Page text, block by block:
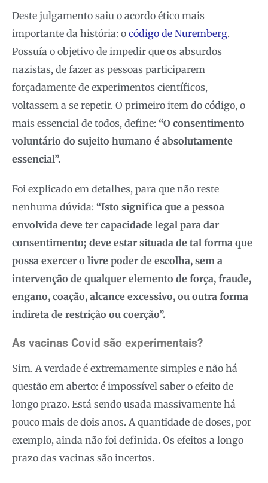
Deste julgamento saiu o acordo ético mais
importante da história: o código de Nuremberg.
Possuía o objetivo de impedir que os absurdos
nazistas, de fazer as pessoas participarem
forçadamente de experimentos científicos,
voltassem a se repetir. O primeiro item do código, o
mais essencial de todos, define: “O consentimento
voluntário do sujeito humano é absolutamente
essencial”.
Foi explicado em detalhes, para que não reste
nenhuma dúvida: “Isto significa que a pessoa
envolvida deve ter capacidade legal para dar
consentimento; deve estar situada de tal forma que
possa exercer o livre poder de escolha, sem a
intervenção de qualquer elemento de força, fraude,
engano, coação, alcance excessivo, ou outra forma
indireta de restrição ou coerção”.
As vacinas Covid são experimentais?
Sim. A verdade é extremamente simples e não há
questão em aberto: é impossível saber o efeito de
longo prazo. Está sendo usada massivamente há
pouco mais de dois anos. A quantidade de doses, por
exemplo, ainda não foi definida. Os efeitos a longo
prazo das vacinas são incertos.